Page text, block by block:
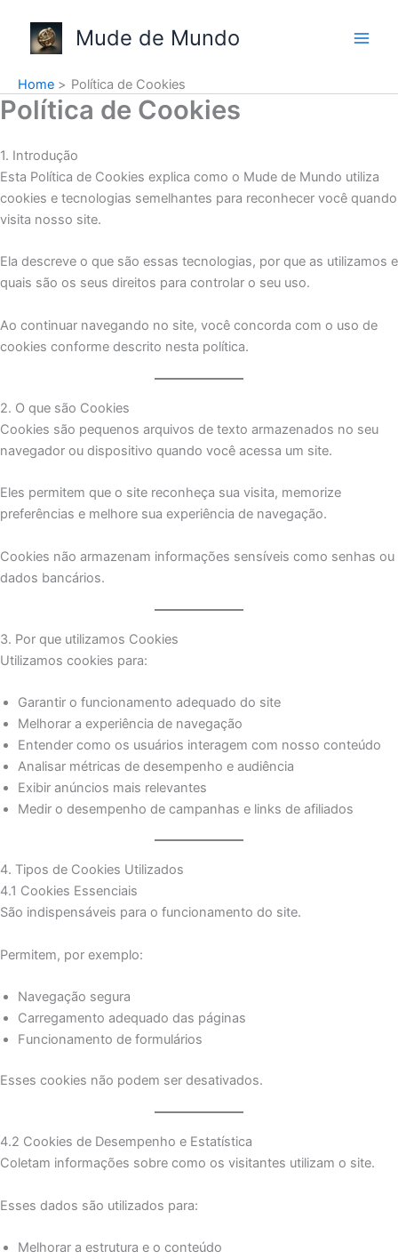
content
Mude de Mundo
Home Política de Cookies
Política de Cookies
1. Introdução
Esta Política de Cookies explica como o Mude de Mundo utiliza
cookies e tecnologias semelhantes para reconhecer você quando
visita nosso site.
Ela descreve o que são essas tecnologias, por que as utilizamos e
quais são os seus direitos para controlar o seu uso.
Ao continuar navegando no site, você concorda com o uso de
cookies conforme descrito nesta política.
2. O que são Cookies
Cookies são pequenos arquivos de texto armazenados no seu
navegador ou dispositivo quando você acessa um site.
Eles permitem que o site reconheça sua visita, memorize
preferências e melhore sua experiência de navegação.
Cookies não armazenam informações sensíveis como senhas ou
dados bancários.
3. Por que utilizamos Cookies
Utilizamos cookies para:
Garantir o funcionamento adequado do site
Melhorar a experiência de navegação
Entender como os usuários interagem com nosso conteúdo
Analisar métricas de desempenho e audiência
Exibir anúncios mais relevantes
Medir o desempenho de campanhas e links de afiliados
4. Tipos de Cookies Utilizados
4.1 Cookies Essenciais
São indispensáveis para o funcionamento do site.
Permitem, por exemplo:
Navegação segura
Carregamento adequado das páginas
Funcionamento de formulários
Esses cookies não podem ser desativados.
4.2 Cookies de Desempenho e Estatística
Coletam informações sobre como os visitantes utilizam o site.
Esses dados são utilizados para:
Melhorar a estrutura e o conteúdo